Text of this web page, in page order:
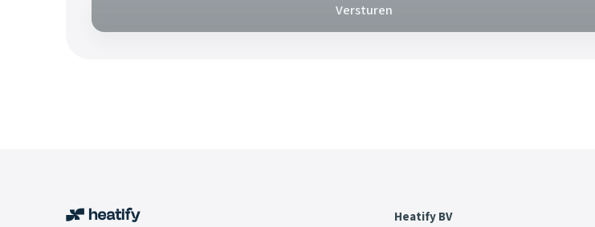
Versturen
Heatify BV